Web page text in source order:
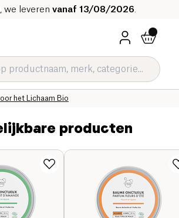
we leveren vanaf 13/08/2026
het Lichaam Bio
Lichaamsverzorging Bio
producten